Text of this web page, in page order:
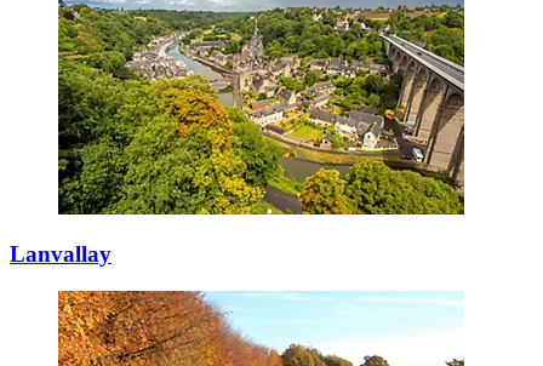
Lanvallay